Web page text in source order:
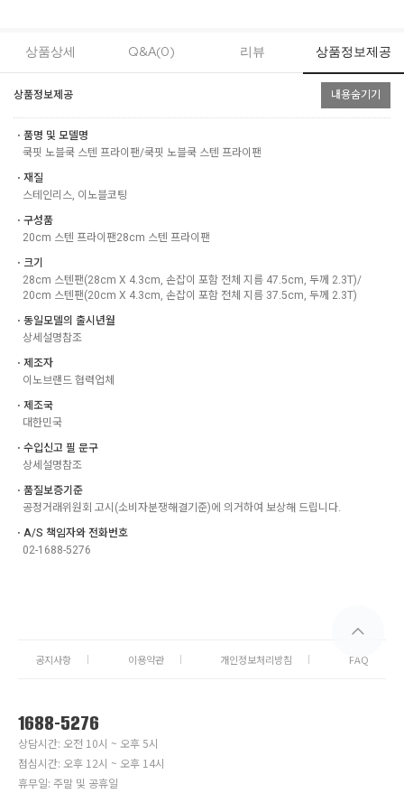
상품상세 Q&A(0) 리뷰 상품정보제공
상품정보제공 내용숨기기
ㆍ품명 및 모델명
쿡핏 노블쿡 스텐 프라이팬/쿡핏 노블쿡 스텐 프라이팬
ㆍ재질
스테인리스, 이노블코팅
ㆍ구성품
20cm 스텐 프라이팬28cm 스텐 프라이팬
ㆍ크기
28cm 스텐팬(28cm X 4.3cm, 손잡이 포함 전체 지름 47.5cm, 두께 2.3T)/
20cm 스텐팬(20cm X 4.3cm, 손잡이 포함 전체 지름 37.5cm, 두께 2.3T)
ㆍ동일모델의 출시년월
상세설명참조
ㆍ제조자
이노브랜드 협력업체
ㆍ제조국
대한민국
ㆍ수입신고 필 문구
상세설명참조
ㆍ품질보증기준
공정거래위원회 고시(소비자분쟁해결기준)에 의거하여 보상해 드립니다.
ㆍA/S 책임자와 전화번호
02-1688-5276
공지사항 이용약관 개인정보처리방침 FAQ
1688-5276
상담시간: 오전 10시 ~ 오후 5시
점심시간: 오후 12시 ~ 오후 14시
휴무일: 주말 및 공휴일